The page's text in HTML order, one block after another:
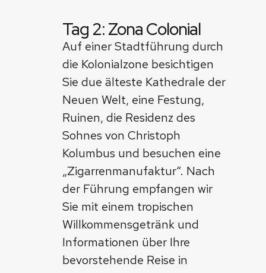
Tag 2: Zona Colonial
Auf einer Stadtführung durch
die Kolonialzone besichtigen
Sie due älteste Kathedrale der
Neuen Welt, eine Festung,
Ruinen, die Residenz des
Sohnes von Christoph
Kolumbus und besuchen eine
„Zigarrenmanufaktur“. Nach
der Führung empfangen wir
Sie mit einem tropischen
Willkommensgetränk und
Informationen über Ihre
bevorstehende Reise in